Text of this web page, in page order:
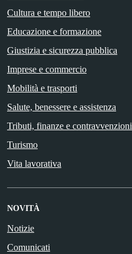
Cultura e tempo libero
Educazione e formazione
Giustizia e sicurezza pubblica
Imprese e commercio
Mobilità e trasporti
Salute, benessere e assistenza
Tributi, finanze e contravvenzioni
Turismo
Vita lavorativa
NOVITÀ
Notizie
Comunicati